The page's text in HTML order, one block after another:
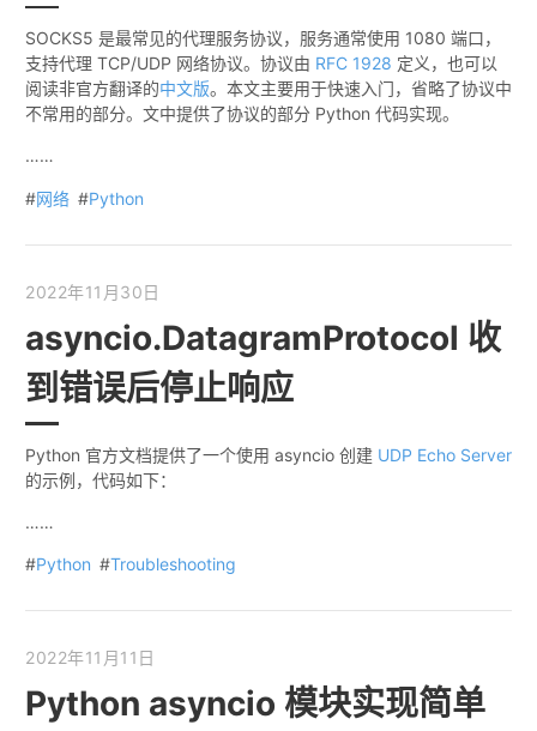
SOCKS5 是最常见的代理服务协议，服务通常使用 1080 端口，
支持代理 TCP/UDP 网络协议。协议由 RFC 1928 定义，也可以
阅读非官方翻译的中文版。本文主要用于快速入门，省略了协议中
不常用的部分。文中提供了协议的部分 Python 代码实现。
……
#网络 #Python
2022年11月30日
asyncio.DatagramProtocol 收
到错误后停止响应
Python 官方文档提供了一个使用 asyncio 创建 UDP Echo Server
的示例，代码如下：
……
#Python #Troubleshooting
2022年11月11日
Python asyncio 模块实现简单